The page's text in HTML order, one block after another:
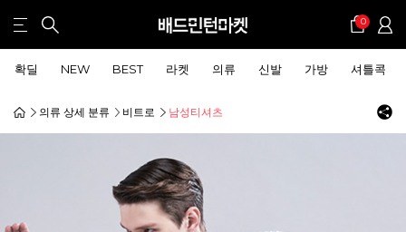
0
확딜 NEW BEST 라켓 의류 신발 가방 셔틀콕
의류 상세 분류 비트로 남성티셔츠